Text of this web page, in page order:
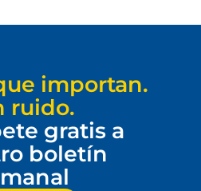
importan.
ruido.
gratis a
boletín